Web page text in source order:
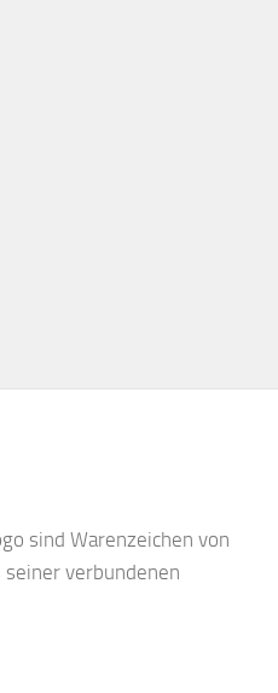
sind Warenzeichen von
seiner verbundenen